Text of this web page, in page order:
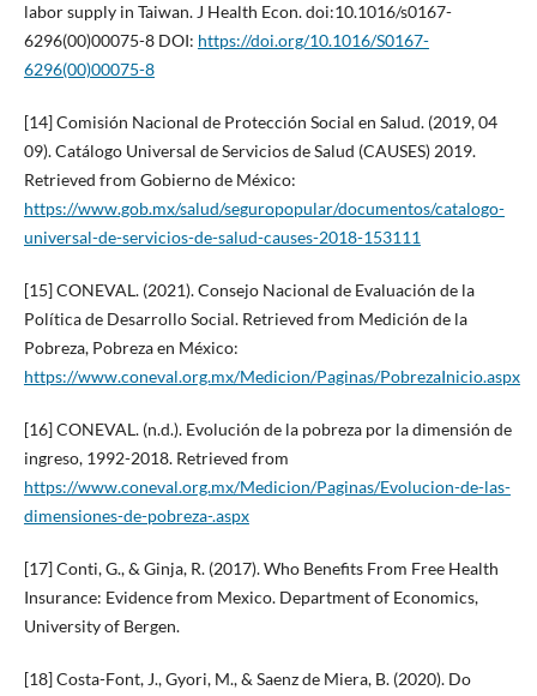
labor supply in Taiwan. J Health Econ. doi:10.1016/s0167-
6296(00)00075-8 DOI: https://doi.org/10.1016/S0167-
6296(00)00075-8
[14] Comisión Nacional de Protección Social en Salud. (2019, 04
09). Catálogo Universal de Servicios de Salud (CAUSES) 2019.
Retrieved from Gobierno de México:
https://www.gob.mx/salud/seguropopular/documentos/catalogo-
universal-de-servicios-de-salud-causes-2018-153111
[15] CONEVAL. (2021). Consejo Nacional de Evaluación de la
Política de Desarrollo Social. Retrieved from Medición de la
Pobreza, Pobreza en México:
https://www.coneval.org.mx/Medicion/Paginas/PobrezaInicio.aspx
[16] CONEVAL. (n.d.). Evolución de la pobreza por la dimensión de
ingreso, 1992-2018. Retrieved from
https://www.coneval.org.mx/Medicion/Paginas/Evolucion-de-las-
dimensiones-de-pobreza-.aspx
[17] Conti, G., & Ginja, R. (2017). Who Benefits From Free Health
Insurance: Evidence from Mexico. Department of Economics,
University of Bergen.
[18] Costa-Font, J., Gyori, M., & Saenz de Miera, B. (2020). Do